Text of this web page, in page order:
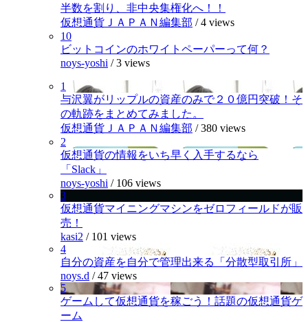
半数を割り、非中央集権化へ！！
仮想通貨ＪＡＰＡＮ編集部 /4 views
10
ビットコインのホワイトペーパーって何？
noys-yoshi /3 views
1
与沢翼がリップルの資産のみで２０億円突破！そ
の軌跡をまとめてみました。
仮想通貨ＪＡＰＡＮ編集部 /380 views
2
仮想通貨の情報をいち早く入手するなら
「Slack」
noys-yoshi / 106 views
3
仮想通貨マイニングマシンをゼロフィールドが販
売！
kasi2 / 101 views
4
自分の資産を自分で管理出来る「分散型取引所」
noys.d /47 views
5
ゲームして仮想通貨を稼ごう！話題の仮想通貨ゲ
ーム